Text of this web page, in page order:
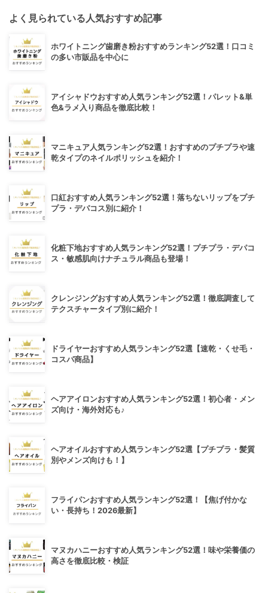
よく見られている人気おすすめ記事
ホワイトニング歯磨き粉おすすめランキング52選！口コミ
の多い市販品を中心に
アイシャドウおすすめ人気ランキング52選！パレット&単
色&ラメ入り商品を徹底比較！
マニキュア人気ランキング52選！おすすめのプチプラや速
乾タイプのネイルポリッシュを紹介！
口紅おすすめ人気ランキング52選！落ちないリップをプチ
プラ・デパコス別に紹介！
化粧下地おすすめ人気ランキング52選！プチプラ・デパコ
ス・敏感肌向けナチュラル商品も登場！
クレンジングおすすめ人気ランキング52選！徹底調査して
テクスチャータイプ別に紹介！
ドライヤーおすすめ人気ランキング52選【速乾・くせ毛・
コスパ商品】
ヘアアイロンおすすめ人気ランキング52選！初心者・メン
ズ向け・海外対応も♪
ヘアオイルおすすめ人気ランキング52選【プチプラ・髪質
別やメンズ向けも！】
フライパンおすすめ人気ランキング52選！【焦げ付かな
い・長持ち！2026最新】
マヌカハニーおすすめ人気ランキング52選！味や栄養価の
高さを徹底比較・検証